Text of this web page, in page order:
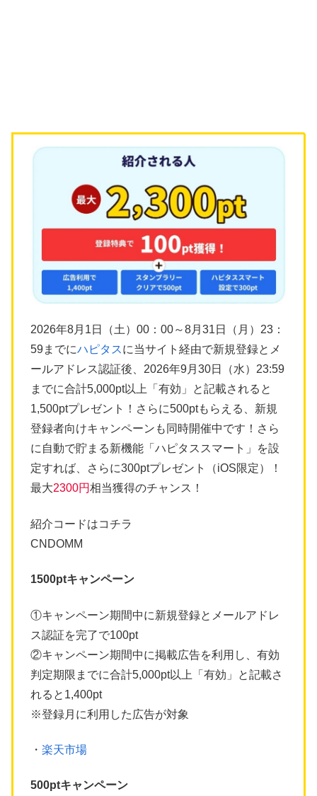
2026年8月1日（土）00：00～8月31日（月）23：
59までにハピタスに当サイト経由で新規登録とメ
ールアドレス認証後、2026年9月30日（水）23:59
までに合計5,000pt以上「有効」と記載されると
1,500ptプレゼント！さらに500ptもらえる、新規
登録者向けキャンペーンも同時開催中です！さら
に自動で貯まる新機能「ハピタススマート」を設
定すれば、さらに300ptプレゼント（iOS限定）！
最大2300円相当獲得のチャンス！
紹介コードはコチラ
CNDOMM
1500ptキャンペーン
①キャンペーン期間中に新規登録とメールアドレ
ス認証を完了で100pt
②キャンペーン期間中に掲載広告を利用し、有効
判定期限までに合計5,000pt以上「有効」と記載さ
れると1,400pt
※登録月に利用した広告が対象
・ 楽天市場
500ptキャンペーン